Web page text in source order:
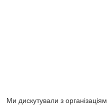
Ми дискутували з